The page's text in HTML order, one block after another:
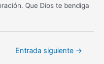
Que Dios te bendiga
Entrada siguiente →